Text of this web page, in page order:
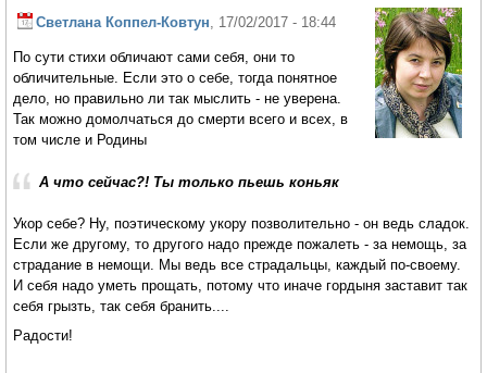
Светлана Коппел-Ковтун , 17/02/2017 - 18:44
По сути стихи обличают сами себя, они то
обличительные. Если это о себе, тогда понятное
дело, но правильно ли так мыслить - не уверена.
Так можно домолчаться до смерти всего и всех, в
том числе и Родины
А что сейчас?! Ты только пьешь коньяк
Укор себе? Ну, поэтическому укору позволительно - он ведь сладок.
Если же другому, то другого надо прежде пожалеть - за немощь, за
страдание в немощи. Мы ведь все страдальцы, каждый по-своему.
И себя надо уметь прощать, потому что иначе гордыня заставит так
себя грызть, так себя бранить....
Радости!